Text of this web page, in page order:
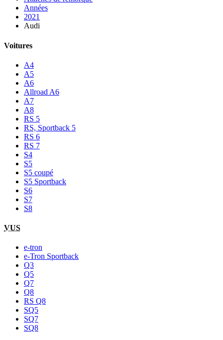
Années
2021
Audi
Voitures
A4
A5
A6
Allroad A6
A7
A8
RS 5
RS, Sportback 5
RS 6
RS 7
S4
S5
S5 coupé
S5 Sportback
S6
S7
S8
VUS
e-tron
e-Tron Sportback
Q3
Q5
Q7
Q8
RS Q8
SQ5
SQ7
SQ8